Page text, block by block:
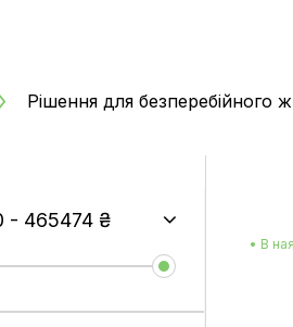
Рішення для безперебійного
- 465474 ₴
• В